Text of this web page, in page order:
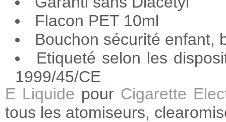
Flacon PET 10ml
Bouchon sécurité enfant,
Etiqueté selon les
1999/45/CE
E Liquide pour Cigarette
tous les atomiseurs,